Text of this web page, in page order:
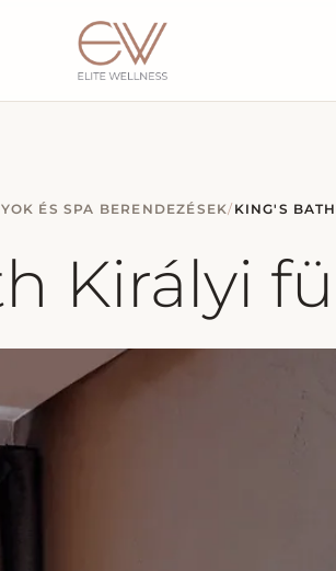
ÉS SPA BERENDEZÉSEK/ KING'S
Királyi